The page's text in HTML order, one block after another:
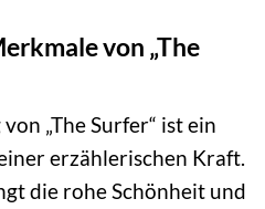
von „The
„The Surfer“ ist ein
erzählerischen Kraft.
die rohe Schönheit und